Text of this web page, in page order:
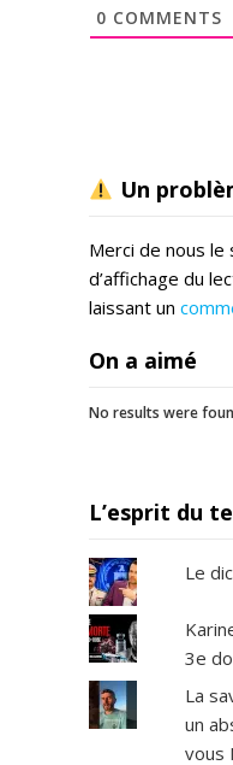
0 COMMENTS
Un
Merci de nous
d’affichage du
laissant un
On a aimé
No results were
L’esprit du
Le
3e
La
un
vous